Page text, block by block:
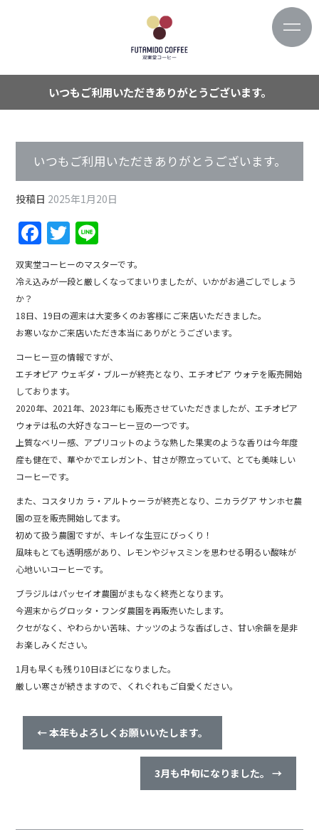
いつもご利用いただきありがとうございます。
いつもご利用いただきありがとうございます。
投稿日 2025年1月20日
F
a
c
b
o
o
k
T
w
itt
n
e
双実堂コーヒーのマスターです。
冷え込みが一段と厳しくなってまいりましたが、いかがお過ごしでしょう
か？
18日、19日の週末は大変多くのお客様にご来店いただきました。
お寒いなかご来店いただき本当にありがとうございます。
コーヒー豆の情報ですが、
エチオピア ウェギダ・ブルーが終売となり、エチオピア ウォテを販売開始
しております。
2020年、2021年、2023年にも販売させていただきましたが、エチオピア
ウォテは私の大好きなコーヒー豆の一つです。
上質なベリー感、アプリコットのような熟した果実のような香りは今年度
産も健在で、華やかでエレガント、甘さが際立っていて、とても美味しい
コーヒーです。
また、コスタリカ ラ・アルトゥーラが終売となり、ニカラグア サンホセ農
園の豆を販売開始してます。
初めて扱う農園ですが、キレイな生豆にびっくり！
風味もとても透明感があり、レモンやジャスミンを思わせる明るい酸味が
心地いいコーヒーです。
ブラジルはパッセイオ農園がまもなく終売となります。
今週末からグロッタ・フンダ農園を再販売いたします。
クセがなく、やわらかい苦味、ナッツのような香ばしさ、甘い余韻を是非
お楽しみください。
1月も早くも残り10日ほどになりました。
厳しい寒さが続きますので、くれぐれもご自愛ください。
←本年もよろしくお願いいたします。
3月も中旬になりました。 →